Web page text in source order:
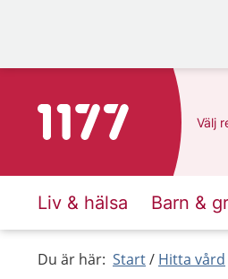
Till startsidan för 1177 Välj
Liv & hälsa Barn &
Du är här: Start Hitta vård